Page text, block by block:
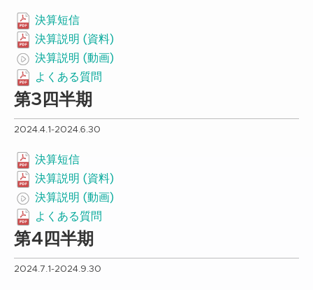
決算短信
決算説明 (資料)
決算説明 (動画)
よくある質問
第3四半期
2024.4.1-2024.6.30
決算短信
決算説明 (資料)
決算説明 (動画)
よくある質問
第4四半期
2024.7.1-2024.9.30